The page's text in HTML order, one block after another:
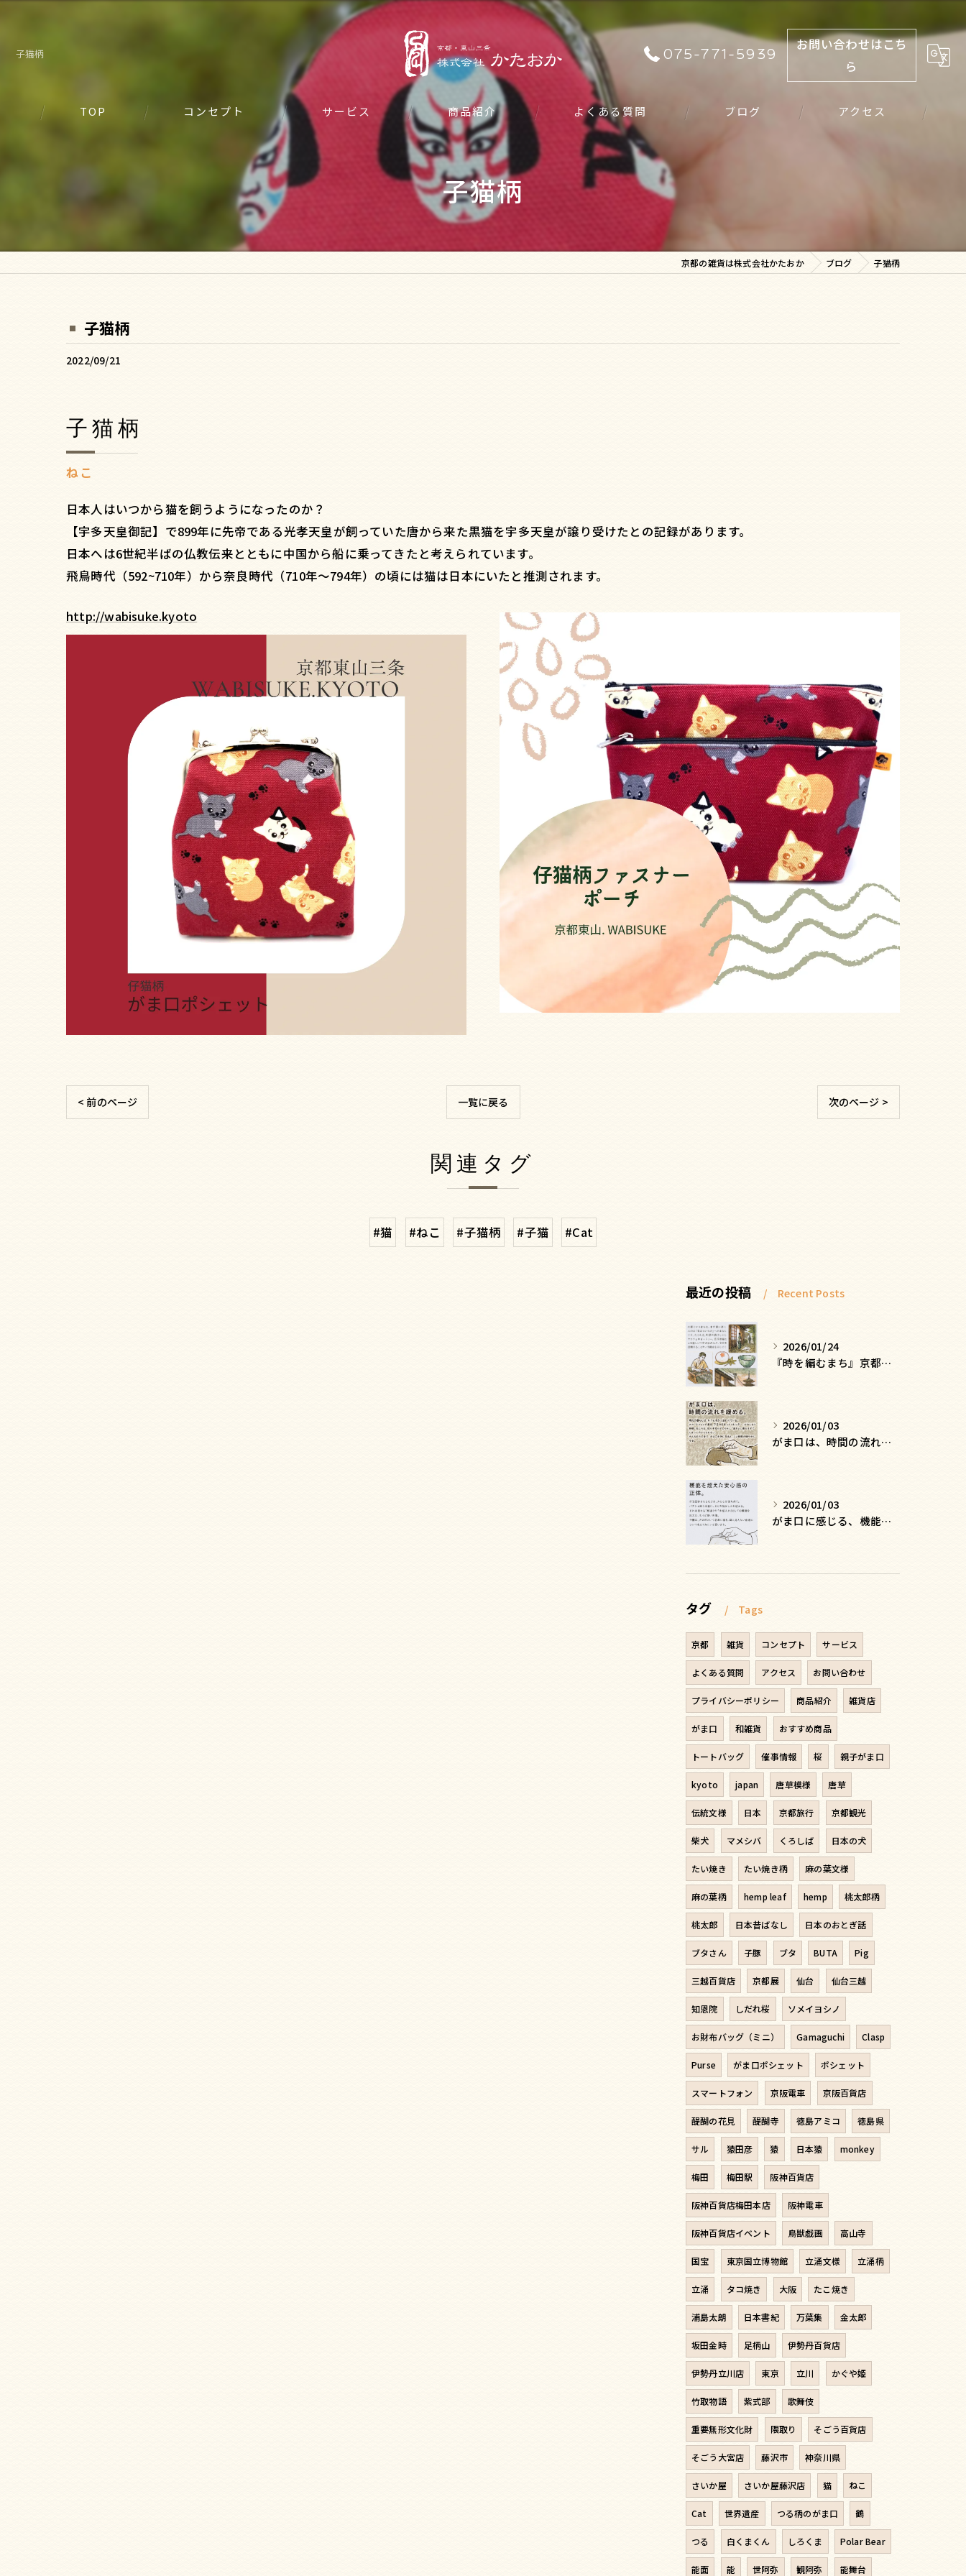
子猫柄 075-771-5939
お問い合わせはこち
ら
TOP コンセプト サービス 商品紹介 よくある質問 ブログ アクセス
子猫柄
京都の雑貨は株式会社かたおか ブログ 子猫柄
子猫柄
2022/09/21
ねこ
子猫柄
日本人はいつから猫を飼うようになったのか？
【宇多天皇御記】で899年に先帝である光孝天皇が飼っていた唐から来た黒猫を宇多天皇が譲り受けたとの記録があります。
日本へは6世紀半ばの仏教伝来とともに中国から船に乗ってきたと考えられています。
飛鳥時代（592~710年）から奈良時代（710年～794年）の頃には猫は日本にいたと推測されます。
http://wabisuke.kyoto
< 前のページ 一覧に戻る 次のページ >
関連タグ
#猫 #ねこ #子猫柄 #子猫 #Cat
最近の投稿 Recent Posts
2026/01/24
『時を編むまち』京都ー日常にひそむ、静かな贅沢
2026/01/03
がま口は、時間の流れを緩める
2026/01/03
がま口に感じる、機能を超えた安心感の正体
タグ Tags
京都 雑貨 コンセプト サービス
よくある質問 アクセス お問い合わせ
プライバシーポリシー 商品紹介 雑貨店
がま口 和雑貨 おすすめ商品
トートバッグ 催事情報 桜 親子がま口
kyoto japan 唐草模様 唐草
伝統文様 日本 京都旅行 京都観光
柴犬 マメシバ くろしば 日本の犬
たい焼き たい焼き柄 麻の葉文様
麻の葉柄 hemp leaf hemp 桃太郎柄
桃太郎 日本昔ばなし 日本のおとぎ話
ブタさん 子豚 ブタ BUTA Pig
三越百貨店 京都展 仙台 仙台三越
知恩院 しだれ桜 ソメイヨシノ
お財布バッグ（ミニ） Gamaguchi Clasp
Purse がま口ポシェット ポシェット
スマートフォン 京阪電車 京阪百貨店
醍醐の花見 醍醐寺 徳島アミコ 徳島県
サル 猿田彦 猿 日本猿 monkey
梅田 梅田駅 阪神百貨店
阪神百貨店梅田本店 阪神電車
阪神百貨店イベント 鳥獣戯画 高山寺
国宝 東京国立博物館 立涌文様 立涌柄
立涌 タコ焼き 大阪 たこ焼き
浦島太朗 日本書紀 万葉集 金太郎
坂田金時 足柄山 伊勢丹百貨店
伊勢丹立川店 東京 立川 かぐや姫
竹取物語 紫式部 歌舞伎
重要無形文化財 隈取り そごう百貨店
そごう大宮店 藤沢市 神奈川県
さいか屋 さいか屋藤沢店 猫 ねこ
Cat 世界遺産 つる柄のがま口 鶴
つる 白くまくん しろくま Polar Bear
能面 能 世阿弥 観阿弥 能舞台